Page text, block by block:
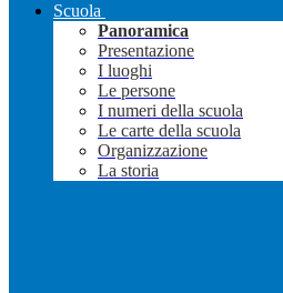
Scuola
Panoramica
Presentazione
I luoghi
Le persone
I numeri della scuola
Le carte della scuola
Organizzazione
La storia